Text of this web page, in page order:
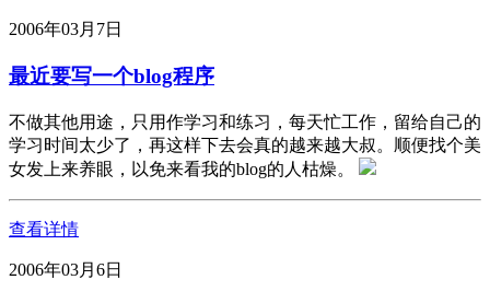
2006年03月7日
最近要写一个blog程序
不做其他用途，只用作学习和练习，每天忙工作，留给自己的
学习时间太少了，再这样下去会真的越来越大叔。顺便找个美
女发上来养眼，以免来看我的blog的人枯燥。
查看详情
2006年03月6日